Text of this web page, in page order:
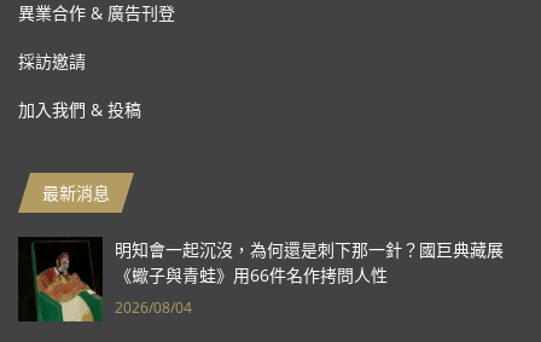
異業合作 & 廣告刊登
採訪邀請
加入我們 & 投稿
最新消息
明知會一起沉沒，為何還是刺下那一針？國巨典藏展
《蠍子與青蛙》用66件名作拷問人性
2026/08/04